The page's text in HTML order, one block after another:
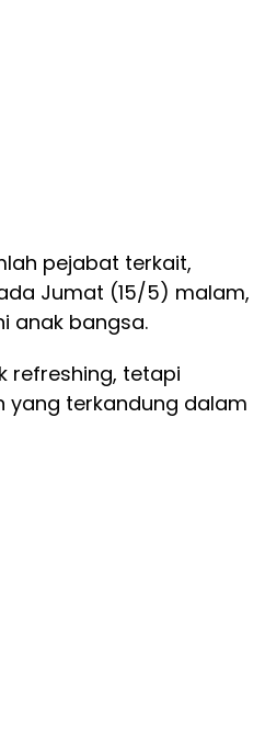
pejabat terkait,
Jumat (15/5) malam,
anak bangsa.
refreshing, tetapi
yang terkandung dalam